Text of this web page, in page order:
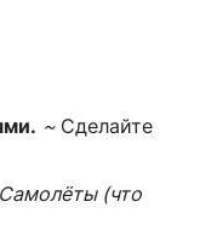
~ Сделайте
(что